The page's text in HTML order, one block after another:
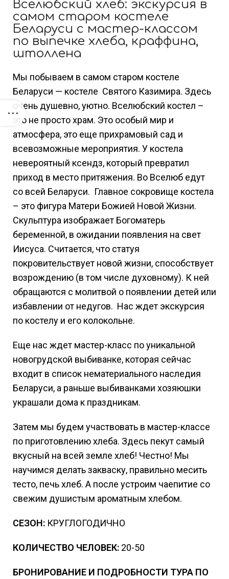
Вселюбский хлеб: экскурсия в
самом старом костеле
Беларуси с мастер-классом
по выпечке хлеба, краффина,
штоллена
Мы побываем в самом старом костеле
Беларуси — костеле Святого Казимира. Здесь
очень душевно, уютно. Вселюбский костел –
это не просто храм. Это особый мир и
атмосфера, это еще прихрамовый сад и
всевозможные мероприятия. У костела
невероятный ксендз, который превратил
приход в место притяжения. Во Вселюб едут
со всей Беларуси. Главное сокровище костела
– это фигура Матери Божией Новой Жизни.
Скульптура изображает Богоматерь
беременной, в ожидании появления на свет
Иисуса. Считается, что статуя
покровительствует новой жизни, способствует
возрождению (в том числе духовному). К ней
обращаются с молитвой о появлении детей или
избавлении от недугов. Нас ждет экскурсия
по костелу и его колокольне.
Еще нас ждет мастер-класс по уникальной
новогрудской выбиванке, которая сейчас
входит в список нематериального наследия
Беларуси, а раньше выбиванками хозяюшки
украшали дома к праздникам.
Затем мы будем участвовать в мастер-классе
по приготовлению хлеба. Здесь пекут самый
вкусный на всей земле хлеб! Честно! Мы
научимся делать закваску, правильно месить
тесто, печь хлеб. А после устроим чаепитие со
свежим душистым ароматным хлебом.
СЕЗОН: КРУГЛОГОДИЧНО
КОЛИЧЕСТВО ЧЕЛОВЕК: 20-50
БРОНИРОВАНИЕ И ПОДРОБНОСТИ ТУРА ПО